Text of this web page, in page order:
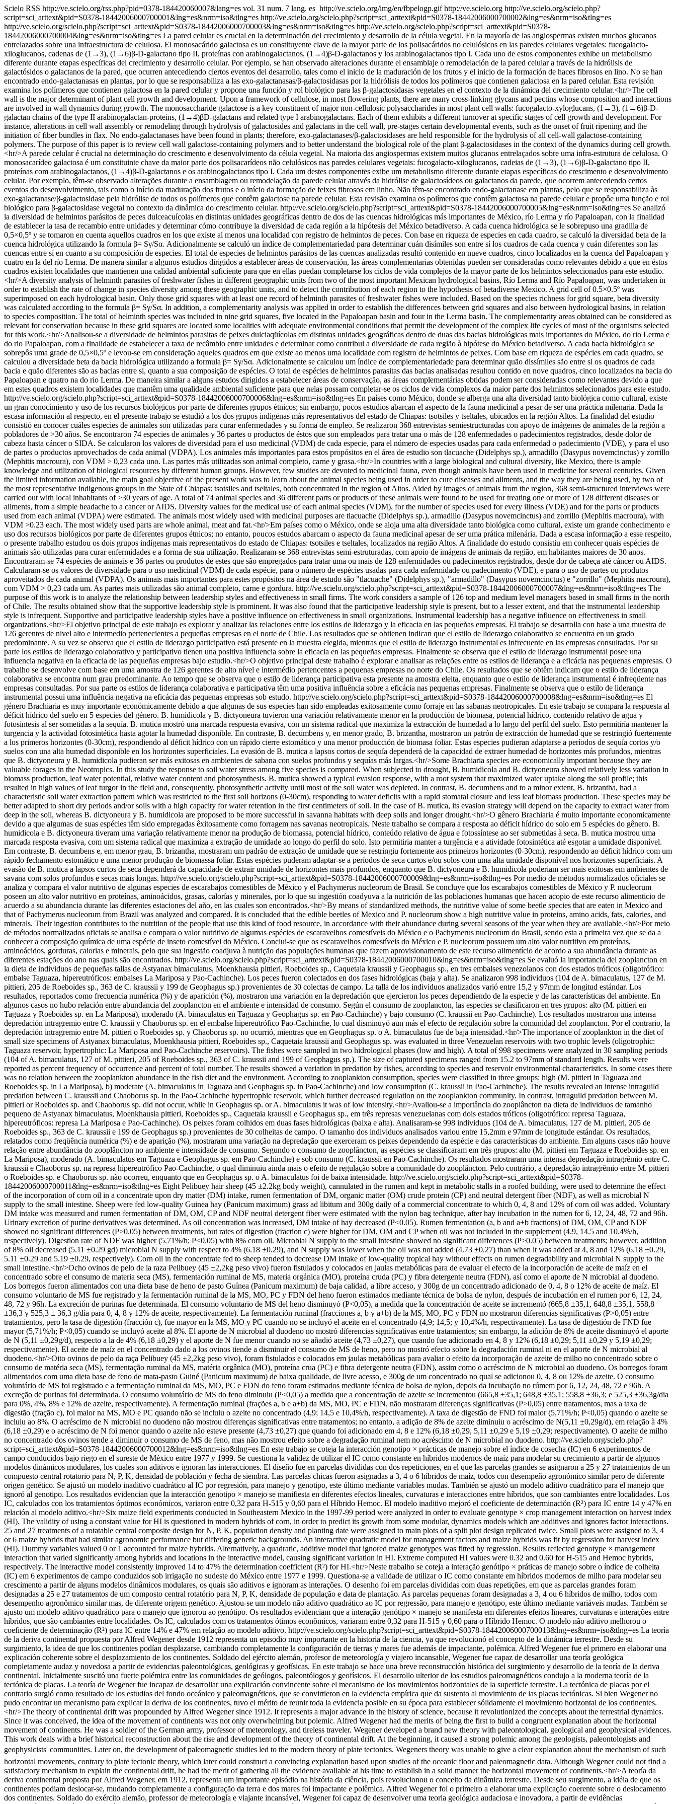
Scielo RSS http://ve.scielo.org/rss.php?pid=0378-184420060007&lang=es vol. 31 num. 7 lang. es http://ve.scielo.org/img/en/fbpelogp.gif http://ve.scielo.org http://ve.scielo.org/scielo.php?
script=sci_arttext&pid=S0378-18442006000700001&lng=es&nrm=iso&tlng=es http://ve.scielo.org/scielo.php?script=sci_arttext&pid=S0378-18442006000700002&lng=es&nrm=iso&tlng=es
http://ve.scielo.org/scielo.php?script=sci_arttext&pid=S0378-18442006000700003&lng=es&nrm=iso&tlng=es http://ve.scielo.org/scielo.php?script=sci_arttext&pid=S0378-
18442006000700004&lng=es&nrm=iso&tlng=es La pared celular es crucial en la determinación del crecimiento y desarrollo de la célula vegetal. En la mayoría de las angiospermas existen muchos glucanos
entrelazados sobre una infraestructura de celulosa. El monosacárido galactosa es un constituyente clave de la mayor parte de los polisacáridos no celulósicos en las paredes celulares vegetales: fucogalacto-
xiloglucanos, cadenas de (1→3), (1→6)β-D-galactano tipo II, proteínas con arabinogalactanos, (1→4)β-D-galactanos y los arabinogalactanos tipo I. Cada uno de estos componentes exhibe un metabolismo
diferente durante etapas específicas del crecimiento y desarrollo celular. Por ejemplo, se han observado alteraciones durante el ensamblaje o remodelación de la pared celular a través de la hidrólisis de
galactósidos o galactanos de la pared, que ocurren antecediendo ciertos eventos del desarrollo, tales como el inicio de la maduración de los frutos y el inicio de la formación de haces fibrosos en lino. No se han
encontrado endo-galactanasas en plantas, por lo que se responsabiliza a las exo-galactanasas/β-galactosidasas por la hidrólisis de todos los polímeros que contienen galactosa en la pared celular. Esta revisión
examina los polímeros que contienen galactosa en la pared celular y propone una función y rol biológico para las β-galactosidasas vegetales en el contexto de la dinámica del crecimiento celular.<hr/>The cell
wall is the major determinant of plant cell growth and development. Upon a framework of cellulose, in most flowering plants, there are many cross-linking glycans and pectins whose composition and interactions
are involved in wall dynamics during growth. The monosaccharide galactose is a key constituent of major non-cellulosic polysaccharides in most plant cell walls: fucogalacto-xyloglucans, (1→3), (1→6)β-D-
galactan chains of the type II arabinogalactan-proteins, (1→4)βD-galactans and related type I arabinogalactans. Each of them exhibits a different turnover at specific stages of cell growth and development. For
instance, alterations in cell wall assembly or remodeling through hydrolysis of galactosides and galactans in the cell wall, pre-stages certain developmental events, such as the onset of fruit ripening and the
initiation of fiber bundles in flax. No endo-galactanases have been found in plants; therefore, exo-galactanases/β-galactosidases are held responsible for the hydrolysis of all cell-wall galactose-containing
polymers. The purpose of this paper is to review cell wall galactose-containing polymers and to better understand the biological role of the plant β-galactosidases in the context of the dynamics during cell growth.
<hr/>A parede celular é crucial na determinação do crescimento e desenvolvimento da célula vegetal. Na maioria das angiospermas existem muitos glucanos entrelaçados sobre uma infra-estrutura de celulosa. O
monosacarídeo galactosa é um constituinte chave da maior parte dos polisacarídeos não celulósicos nas paredes celulares vegetais: fucogalacto-xiloglucanos, cadeias de (1→3), (1→6)β-D-galactano tipo II,
proteínas com arabinogalactanos, (1→4)β-D-galactanos e os arabinogalactanos tipo I. Cada um destes componentes exibe um metabolismo diferente durante etapas específicas do crescimento e desenvolvimento
celular. Por exemplo, têm-se observado alterações durante a ensamblagem ou remodelação da parede celular através da hidrólise de galactosídeos ou galactanos da parede, que ocorrem antecedendo certos
eventos do desenvolvimento, tais como o início da maduração dos frutos e o início da formação de feixes fibrosos em linho. Não têm-se encontrado endo-galactanase em plantas, pelo que se responsabiliza às
exo-galactanase/β-galactosidase pela hidrólise de todos os polímeros que contêm galactose na parede celular. Esta revisão examina os polímeros que contêm galactosa na parede celular e propôe uma função e rol
biológico para β-galactosidase vegetal no contexto da dinâmica do crescimento celular. http://ve.scielo.org/scielo.php?script=sci_arttext&pid=S0378-18442006000700005&lng=es&nrm=iso&tlng=es Se analizó
la diversidad de helmintos parásitos de peces dulceacuícolas en distintas unidades geográficas dentro de dos de las cuencas hidrológicas más importantes de México, río Lerma y río Papaloapan, con la finalidad
de establecer la tasa de recambio entre unidades y determinar cómo contribuye la diversidad de cada región a la hipótesis del México betadiverso. A cada cuenca hidrológica se le sobrepuso una gradilla de
0,5×0,5º y se tomaron en cuenta aquellos cuadros en los que existe al menos una localidad con registro de helmintos de peces. Con base en riqueza de especies en cada cuadro, se calculó la diversidad beta de la
cuenca hidrológica utilizando la formula β= Sγ/Sα. Adicionalmente se calculó un índice de complementariedad para determinar cuán disímiles son entre sí los cuadros de cada cuenca y cuán diferentes son las
cuencas entre sí en cuanto a su composición de especies. El total de especies de helmintos parásitos de las cuencas analizadas resultó contenido en nueve cuadros, cinco localizados en la cuenca del Papaloapan y
cuatro en la del río Lerma. De manera similar a algunos estudios dirigidos a establecer áreas de conservación, las áreas complementarias obtenidas pueden ser consideradas como relevantes debido a que en éstos
cuadros existen localidades que mantienen una calidad ambiental suficiente para que en ellas puedan completarse los ciclos de vida complejos de la mayor parte de los helmintos seleccionados para este estudio.
<hr/>A diversity analysis of helminth parasites of freshwater fishes in different geographic units from two of the most important Mexican hydrological basins, Río Lerma and Río Papaloapan, was undertaken in
order to establish the rate of change in species diversity among these geographic units, and to detect the contribution of each region to the hypothesis of betadiverse Mexico. A grid cell of 0.5×0.5º was
superimposed on each hydrological basin. Only those grid squares with at least one record of helminth parasites of freshwater fishes were included. Based on the species richness for grid square, beta diversity
was calculated according to the formula β= Sγ/Sα. In addition, a complementarity analysis was applied in order to establish the differences between grid squares and also between hydrological basins, in relation
to species composition. The total of helminth species was included in nine grid squares, five located in the Papaloapan basin and four in the Lerma basin. The complementarity areas obtained can be considered as
relevant for conservation because in these grid squares are located some localities with adequate environmental conditions that permit the development of the complex life cycles of most of the organisms selected
for this work.<hr/>Analisou-se a diversidade de helmintos parasitas de peixes dulciaqüícolas em distintas unidades geográficas dentro de duas das bacias hidrológicas mais importantes do México, do rio Lerma e
do rio Papaloapan, com a finalidade de estabelecer a taxa de recâmbio entre unidades e determinar como contribui a diversidade de cada região à hipótese do México betadiverso. A cada bacia hidrológica se
sobrepôs uma grade de 0,5×0,5º e levou-se em consideração aqueles quadros em que existe ao menos uma localidade com registro de helmintos de peixes. Com base em riqueza de espécies em cada quadro, se
calculou a diversidade beta da bacia hidrológica utilizando a formula β= Sγ/Sα. Adicionalmente se calculou um índice de complementariedade para determinar quão dissímiles são entre si os quadros de cada
bacia e quão diferentes são as bacias entre si, quanto a sua composição de espécies. O total de espécies de helmintos parasitas das bacias analisadas resultou contido en nove quadros, cinco localizados na bacia do
Papaloapan e quatro na do rio Lerma. De maneira similar a alguns estudos dirigidos a estabelecer áreas de conservação, as áreas complementárias obtidas podem ser consideradas como relevantes devido a que
em estes quadros existem localidades que mantêm uma qualidade ambiental suficiente para que nelas possam completar-se os ciclos de vida complexos da maior parte dos helmintos selecionados para este estudo.
http://ve.scielo.org/scielo.php?script=sci_arttext&pid=S0378-18442006000700006&lng=es&nrm=iso&tlng=es En países como México, donde se alberga una alta diversidad tanto biológica como cultural, existe
un gran conocimiento y uso de los recursos biológicos por parte de diferentes grupos étnicos; sin embargo, pocos estudios abarcan el aspecto de la fauna medicinal a pesar de ser una práctica milenaria. Dada la
escasa información al respecto, en el presente trabajo se estudió a los dos grupos indígenas más representativos del estado de Chiapas: tsotsiles y tseltales, ubicados en la región Altos. La finalidad del estudio
consistió en conocer cuáles especies de animales son utilizadas para curar enfermedades y su forma de empleo. Se realizaron 368 entrevistas semiestructuradas con apoyo de imágenes de animales de la región a
pobladores de >30 años. Se encontraron 74 especies de animales y 36 partes o productos de éstos que son empleados para tratar una o más de 128 enfermedades o padecimientos registrados, desde dolor de
cabeza hasta cáncer o SIDA. Se calcularon los valores de diversidad para el uso medicinal (VDM) de cada especie, para el número de especies usadas para cada enfermedad o padecimiento (VDE), y para el uso
de partes o productos aprovechados de cada animal (VDPA). Los animales más importantes para estos propósitos en el área de estudio son tlacuache (Didelphys sp.), armadillo (Dasypus novemcinctus) y zorrillo
(Mephitis macroura), con VDM > 0,23 cada uno. Las partes más utilizadas son animal completo, carne y grasa.<hr/>In countries with a large biological and cultural diversity, like Mexico, there is ample
knowledge and utilization of biological resources by different human groups. However, few studies are devoted to medicinal fauna, even though animals have been used in medicine for several centuries. Given
the limited information available, the main goal objective of the present work was to learn about the animal species being used in order to cure diseases and ailments, and the way they are being used, by two of
the most representative indigenous groups in the State of Chiapas: tsotsiles and tseltales, both concentrated in the region of Altos. Aided by images of animals from the region, 368 semi-structured interviews were
carried out with local inhabitants of >30 years of age. A total of 74 animal species and 36 different parts or products of these animals were found to be used for treating one or more of 128 different diseases or
ailments, from a simple headache to a cancer or AIDS. Diversity values for the medical use of each animal species (VDM), for the number of species used for every illness (VDE) and for the parts or products
used from each animal (VDPA) were estimated. The animals most widely used with medicinal purposes are tlacuache (Didelphys sp.), armadillo (Dasypus novemcinctus) and zorrillo (Mephitis macroura), with
VDM >0.23 each. The most widely used parts are whole animal, meat and fat.<hr/>Em países como o México, onde se aloja uma alta diversidade tanto biológica como cultural, existe um grande conhecimento e
uso dos recursos biológicos por parte de diferentes grupos étnicos; no entanto, poucos estudos abarcam o aspecto da fauna medicinal apesar de ser uma prática milenária. Dada a escasa informação a esse respeito,
o presente trabalho estudou os dois grupos indígenas mais representativos do estado de Chiapas: tsotsiles e tseltales, localizados na região Altos. A finalidade do estudo consistiu em conhecer quais espécies de
animais são utilizadas para curar enfermidades e a forma de sua utilização. Realizaram-se 368 entrevistas semi-estruturadas, com apoio de imágens de animais da região, em habitantes maiores de 30 anos.
Encontraram-se 74 espécies de animais e 36 partes ou produtos de estes que são empregados para tratar uma ou mais de 128 enfermidades ou padecimentos registrados, desde dor de cabeça até cáncer ou AIDS.
Calcularam-se os valores de diversidade para o uso medicinal (VDM) de cada espécie, para o número de espécies usadas para cada enfermidade ou padecimento (VDE), e para o uso de partes ou produtos
aproveitados de cada animal (VDPA). Os animais mais importantes para estes propósitos na área de estudo são "tlacuache" (Didelphys sp.), "armadillo" (Dasypus novemcinctus) e "zorrillo" (Mephitis macroura),
com VDM > 0,23 cada um. As partes mais utilizadas são animal completo, carne e gordura. http://ve.scielo.org/scielo.php?script=sci_arttext&pid=S0378-18442006000700007&lng=es&nrm=iso&tlng=es The
purpose of this work is to analyze the relationship between leadership styles and effectiveness in small firms. The work considers a sample of 126 top and medium level managers based in small firms in the north
of Chile. The results obtained show that the supportive leadership style is prominent. It was also found that the participative leadership style is present, but to a lesser extent, and that the instrumental leadership
style is infrequent. Supportive and participative leadership styles have a positive influence on effectiveness in small organizations. Instrumental leadership has a negative influence on effectiveness in small
organizations.<hr/>El objetivo principal de este trabajo es explorar y analizar las relaciones entre los estilos de liderazgo y la eficacia en las pequeñas empresas. El trabajo se desarrolla con base a una muestra de
126 gerentes de nivel alto e intermedio pertenecientes a pequeñas empresas en el norte de Chile. Los resultados que se obtienen indican que el estilo de liderazgo colaborativo se encuentra en un grado
predominante. A su vez se observa que el estilo de liderazgo participativo está presente en la muestra elegida, mientras que el estilo de liderazgo instrumental es infrecuente en las empresas consultadas. Por su
parte los estilos de liderazgo colaborativo y participativo tienen una positiva influencia sobre la eficacia en las pequeñas empresas. Finalmente se observa que el estilo de liderazgo instrumental posee una
influencia negativa en la eficacia de las pequeñas empresas bajo estudio.<hr/>O objetivo principal deste trabalho é explorar e analisar as relações entre os estilos de liderança e a eficácia nas pequenas empresas. O
trabalho se desenvolve com base em uma amostra de 126 gerentes de alto nível e intermédio pertencentes a pequenas empresas no norte do Chile. Os resultados que se obtêm indicam que o estilo de liderança
colaborativa se encontra num grau predominante. Ao tempo que se observa que o estilo de liderança participativa esta presente na amostra eleita, enquanto que o estilo de liderança instrumental é infreqüente nas
empresas consultadas. Por sua parte os estilos de liderança colaborativa e participativa têm uma positiva influência sobre a eficácia nas pequenas empresas. Finalmente se observa que o estilo de liderança
instrumental possui uma influência negativa na eficácia das pequenas empresas sob estudo. http://ve.scielo.org/scielo.php?script=sci_arttext&pid=S0378-18442006000700008&lng=es&nrm=iso&tlng=es El
género Brachiaria es muy importante económicamente debido a que algunas de sus especies han sido empleadas exitosamente como forraje en las sabanas neotropicales. En este trabajo se compara la respuesta al
déficit hídrico del suelo en 5 especies del género. B. humidicola y B. dictyoneura tuvieron una variación relativamente menor en la producción de biomasa, potencial hídrico, contenido relativo de agua y
fotosíntesis al ser sometidas a la sequía. B. mutica mostró una marcada respuesta evasiva, con un sistema radical que maximiza la extracción de humedad a lo largo del perfil del suelo. Esto permitiría mantener la
turgencia y la actividad fotosintética hasta agotar la humedad disponible. En contraste, B. decumbens y, en menor grado, B. brizantha, mostraron un patrón de extracción de humedad que se restringió fuertemente
a los primeros horizontes (0-30cm), respondiendo al déficit hídrico con un rápido cierre estomático y una menor producción de biomasa foliar. Estas especies pudieran adaptarse a períodos de sequía cortos y/o
suelos con una alta humedad disponible en los horizontes superficiales. La evasión de B. mutica a lapsos cortos de sequía dependerá de la capacidad de extraer humedad de horizontes más profundos, mientras
que B. dictyoneura y B. humidicola pudieran ser más exitosas en ambientes de sabana con suelos profundos y sequías más largas.<hr/>Some Brachiaria species are economically important because they are
valuable forages in the Neotropics. In this study the response to soil water stress among five species is compared. When subjected to drought, B. humidicola and B. dictyoneura showed relatively less variation in
biomass production, leaf water potential, relative water content and photosynthesis. B. mutica showed a typical evasion response, with a root system that maximized water uptake along the soil profile; this
resulted in high values of leaf turgor in the field and, consequently, photosynthetic activity until most of the soil water was depleted. In contrast, B. decumbens and to a minor extent, B. brizantha, had a
characteristic soil water extraction pattern which was restricted to the first soil horizons (0-30cm), responding to water deficits with a rapid stomatal closure and less leaf biomass production. These species may be
better adapted to short dry periods and/or soils with a high capacity for water retention in the first centimeters of soil. In the case of B. mutica, its evasion strategy will depend on the capacity to extract water from
deep in the soil, whereas B. dictyoneura y B. humidicola are proposed to be more successful in savanna habitats with deep soils and longer drought.<hr/>O gênero Brachiaria é muito importante economicamente
devido a que algumas de suas espécies têm sido empregadas êxitosamente como forragem nas savanas neotropicais. Neste trabalho se compara a resposta ao déficit hídrico do solo em 5 espécies do gênero. B.
humidicola e B. dictyoneura tiveram uma variação relativamente menor na produção de biomassa, potencial hídrico, conteúdo relativo de água e fotossíntese ao ser submetidas à seca. B. mutica mostrou uma
marcada resposta evasiva, com um sistema radical que maximiza a extração de umidade ao longo do perfil do solo. Isto permitiria manter a turgência e a atividade fotosintética até esgotar a umidade disponível.
Em contraste, B. decumbens e, em menor grau, B. brizantha, mostraram um padrão de extração de umidade que se restringiu fortemente aos primeiros horizontes (0-30cm), respondendo ao déficit hídrico com um
rápido fechamento estomático e uma menor produção de biomassa foliar. Estas espécies puderam adaptar-se a períodos de seca curtos e/ou solos com uma alta umidade disponível nos horizontes superficiais. A
evasão de B. mutica a lapsos curtos de seca dependerá da capacidade de extrair umidade de horizontes mais profundos, enquanto que B. dictyoneura e B. humidicola poderiam ser mais exitosas em ambientes de
savana com solos profundos e secas mais longas. http://ve.scielo.org/scielo.php?script=sci_arttext&pid=S0378-18442006000700009&lng=es&nrm=iso&tlng=es Por medio de métodos normalizados oficiales se
analiza y compara el valor nutritivo de algunas especies de escarabajos comestibles de México y el Pachymerus nucleorum de Brasil. Se concluye que los escarabajos comestibles de México y P. nucleorum
poseen un alto valor nutritivo en proteínas, aminoácidos, grasas, calorías y minerales, por lo que su ingestión coadyuva a la nutrición de las poblaciones humanas que hacen acopio de este recurso alimenticio de
acuerdo a su abundancia durante las diferentes estaciones del año, en las cuales son encontrados.<hr/>By means of standardized methods, the nutritive value of some beetle species that are eaten in Mexico and
that of Pachymerus nucleorum from Brazil was analyzed and compared. It is concluded that the edible beetles of Mexico and P. nucleorum show a high nutritive value in proteins, amino acids, fats, calories, and
minerals. Their ingestion contributes to the nutrition of the people that use this kind of food resource, in accordance with their abundance during several seasons of the year when they are available.<hr/>Por meio
de métodos normalizados oficiais se analisa e compara o valor nutritivo de algumas espécies de escaravelhos comestíveis do México e o Pachymerus nucleorum do Brasil, sendo esta a primeira vez que se da a
conhecer a composição química de uma espécie de inseto comestível do México. Conclui-se que os escaravelhos comestíveis do México e P. nucleorum possuem um alto valor nutritivo em proteínas,
aminoácidos, gorduras, calorias e minerais, pelo que sua ingestão coadjuva à nutrição das populações humanas que fazem aprovisionamento de este recurso alimentício de acordo a sua abundância durante as
diferentes estações do ano nas quais são encontrados. http://ve.scielo.org/scielo.php?script=sci_arttext&pid=S0378-18442006000700010&lng=es&nrm=iso&tlng=es Se evaluó la importancia del zooplancton en
la dieta de individuos de pequeñas tallas de Astyanax bimaculatus, Moenkhausia pittieri, Roeboides sp., Caquetaia kraussii y Geophagus sp., en tres embalses venezolanos con dos estados tróficos (oligotrófico:
embalse Taguaza, hipereutróficos: embalses La Mariposa y Pao-Cachinche). Los peces fueron colectados en dos fases hidrológicas (baja y alta). Se analizaron 998 individuos (104 de A. bimaculatus, 127 de M.
pittieri, 205 de Roeboides sp., 363 de C. kraussii y 199 de Geophagus sp.) provenientes de 30 colectas de campo. La talla de los individuos analizados varió entre 15,2 y 97mm de longitud estándar. Los
resultados, reportados como frecuencia numérica (%) y de aparición (%), mostraron una variación en la depredación que ejercieron los peces dependiendo de la especie y de las características del ambiente. En
algunos casos no hubo relación entre abundancia del zooplancton en el ambiente e intensidad de consumo. Según el consumo de zooplancton, las especies se clasificaron en tres grupos: alto (M. pittieri en
Taguaza y Roeboides sp. en La Mariposa), moderado (A. bimaculatus en Taguaza y Geophagus sp. en Pao-Cachinche) y bajo consumo (C. kraussii en Pao-Cachinche). Los resultados mostraron una intensa
depredación intragremio entre C. kraussii y Chaoborus sp. en el embalse hipereutrófico Pao-Cachinche, lo cual disminuyó aun más el efecto de regulación sobre la comunidad del zooplancton. Por el contrario, la
depredación intragremio entre M. pittieri o Roeboides sp. y Chaoborus sp. no ocurrió, mientras que en Geophagus sp. o A. bimaculatus fue de baja intensidad.<hr/>The importance of zooplankton in the diet of
small size specimens of Astyanax bimaculatus, Moenkhausia pittieri, Roeboides sp., Caquetaia kraussii and Geophagus sp. was evaluated in three Venezuelan reservoirs with two trophic levels (oligotrophic:
Taguaza reservoir, hypertrophic: La Mariposa and Pao-Cachinche reservoirs). The fishes were sampled in two hidrological phases (low and high). A total of 998 specimens were analyzed in 30 sampling periods
(104 of A. bimaculatus, 127 of M. pittieri, 205 of Roeboides sp., 363 of C. kraussii and 199 of Geophagus sp.). The size of captured specimens ranged from 15.2 to 97mm of standard length. Results were
reported as percent frequency of occurrence and percent of total number. The results showed a variation in predation by fishes, according to species and reservoir environmental characteristics. In some cases there
was no relation between the zooplankton abundance in the fish diet and the environment. According to zooplankton consumption, species were classified in three groups: high (M. pittieri in Taguaza and
Roeboides sp. in La Mariposa), b) moderate (A. bimaculatus in Taguaza and Geophagus sp. in Pao-Cachinche) and low consumption (C. kraussii in Pao-Cachinche). The results revealed an intense intraguild
predation between C. kraussii and Chaoborus sp. in the Pao-Cachinche hypertrophic reservoir, which further decreased regulation on the zooplankton community. In contrast, intraguild predation between M.
pittieri or Roeboides sp. and Chaoborus sp. did not occur, while in Geophagus sp. or A. bimaculatus it was of low intensity.<hr/>Avaliou-se a importância do zooplâncton na dieta de individuos de tamanho
pequeno de Astyanax bimaculatus, Moenkhausia pittieri, Roeboides sp., Caquetaia kraussii e Geophagus sp., em três represas venezuelanas com dois estados tróficos (oligotrófico: represa Taguaza,
hipereutróficos: represa La Mariposa e Pao-Cachinche). Os peixes foram colhidos em duas fases hidrológicas (baixa e alta). Analisaram-se 998 individuos (104 de A. bimaculatus, 127 de M. pittieri, 205 de
Roeboides sp., 363 de C. kraussii e 199 de Geophagus sp.) provenientes de 30 colheitas de campo. O tamanho dos individuos analisados variou entre 15,2mm e 97mm de longitude estándar. Os resultados,
relatados como freqüência numérica (%) e de aparição (%), mostraram uma variação na depredação que exerceram os peixes dependendo da espécie e das características do ambiente. Em alguns casos não houve
relação entre abundância do zooplâncton no ambiente e intensidade de consumo. Segundo o consumo de zooplâncton, as espécies se classificaram em três grupos: alto (M. pittieri em Taguaza e Roeboides sp. en
La Mariposa), moderado (A. bimaculatus em Taguaza e Geophagus sp. em Pao-Cachinche) e sob consumo (C. kraussii en Pao-Cachinche). Os resultados mostraram uma intensa depredação intragrêmio entre C.
kraussii e Chaoborus sp. na represa hipereutrófico Pao-Cachinche, o qual diminuiu ainda mais o efeito de regulação sobre a comunidade do zooplâncton. Pelo contrário, a depredação intragrêmio entre M. pittieri
o Roeboides sp. e Chaoborus sp. não ocorreu, enquanto que en Geophagus sp. o A. bimaculatus foi de baixa intensidade. http://ve.scielo.org/scielo.php?script=sci_arttext&pid=S0378-
18442006000700011&lng=es&nrm=iso&tlng=es Eight Pelibuey hair sheep (45 ±2.2kg body weight), cannulated in the rumen and kept in metabolic stalls in a roofed building, were used to determine the effect
of the incorporation of corn oil in a concentrate upon dry matter (DM) intake, rumen fermentation of DM, organic matter (OM) crude protein (CP) and neutral detergent fiber (NDF), as well as microbial N
supply to the small intestine. Sheep were fed low-quality Guinea hay (Panicum maximum) grass ad libitum and 300g daily of a commercial concentrate to which 0, 4, 8 and 12% of corn oil was added. Voluntary
DM intake was measured and rumen fermentation of DM, OM, CP and NDF neutral detergent fiber were estimated with the nylon bag technique, after hay incubation in the rumen for 6, 12, 24, 48, 72 and 96h.
Urinary excretion of purine derivatives was determined. As oil concentration was increased, DM intake of hay decreased (P<0.05). Rumen fermentation (a, b and a+b fractions) of DM, OM, CP and NDF
showed no significant differences (P>0.05) between treatments, but rates of digestion (fraction c) were higher for DM, OM and CP when oil was not included in the supplement (4.9, 14.5 and 10.4%/h,
respectively). Digestion rate of NDF was higher (5.71%/h; P<0.05) with 8% corn oil. Microbial N supply to the small intestine showed no significant differences (P>0.05) between treatments; however, addition
of 8% oil decreased (5.11 ±0.29 gd) microbial N supply with respect to 4% (6.18 ±0.29), and N supply was lower when the oil was not added (4.73 ±0.27) than when it was added at 4, 8 and 12% (6.18 ±0.29,
5.11 ±0.29 and 5.19 ±0.29, respectively). Corn oil in the concentrate fed to sheep tended to decrease DM intake of low-quality tropical hay without effects on rumen degradability and microbial N supply to the
small intestine.<hr/>Ocho ovinos de pelo de la raza Pelibuey (45 ±2,2kg peso vivo) fueron fistulados y colocados en jaulas metabólicas para de evaluar el efecto de la incorporación de aceite de maíz en el
concentrado sobre el consumo de materia seca (MS), fermentación ruminal de MS, materia orgánica (MO), proteína cruda (PC) y fibra detergente neutra (FDN), así como el aporte de N microbial al duodeno.
Los borregos fueron alimentados con una dieta base de heno de pasto Guínea (Panicum maximum) de baja calidad, a libre acceso, y 300g de un concentrado adicionado de 0, 4, 8 o 12% de aceite de maíz. El
consumo voluntario de MS fue registrado y la fermentación ruminal de la MS, MO, PC y FDN del heno fueron estimados mediante técnica de bolsa de nylon, después de incubación en el rumen por 6, 12, 24,
48, 72 y 96h. La excreción de purinas fue determinada. El consumo voluntario de MS del heno disminuyó (P<0,05), a medida que la concentración de aceite se incrementó (665,8 ±35,1, 648,8 ±35,1, 558,8
±36,3 y 525,3 ± 36,3 g/día para 0, 4, 8 y 12% de aceite, respectivamente). La fermentación ruminal (fracciones a, b y a+b) de la MS, MO, PC y FDN no mostraron diferencias significativas (P>0,05) entre
tratamientos, pero la tasa de digestión (fracción c), fue mayor en la MS, MO y PC cuando no se incluyó el aceite en el concentrado (4,9; 14,5; y 10,4%/h, respectivamente). La tasa de digestión de FND fue
mayor (5,71%/h; P<0,05) cuando se incluyó aceite al 8%. El aporte de N microbial al duodeno no mostró diferencias significativas entre tratamientos; sin embargo, la adición de 8% de aceite disminuyó el aporte
de N (5,11 ±0,29g/d), respecto a la de 4% (6,18 ±0,29) y el aporte de N fue menor cuando no se añadió aceite (4,73 ±0,27), que cuando fue adicionado en 4, 8 y 12% (6,18 ±0,29; 5,11 ±0,29 y 5,19 ±0,29;
respectivamente). El aceite de maíz en el concentrado dado a los ovinos tiende a disminuir el consumo de MS de heno, pero no mostró efecto sobre la degradación ruminal ni en el aporte de N microbial al
duodeno.<hr/>Oito ovinos de pelo da raça Pelibuey (45 ±2,2kg peso vivo), foram fistulados e colocados em jaulas metabólicas para avaliar o efeito da incorporação de azeite de milho no concentrado sobre o
consumo de matéria seca (MS), fermentação ruminal da MS, matéria orgânica (MO), proteína crua (PC) e fibra detergente neutra (FDN), assim como o acréscimo de N microbial ao duodeno. Os borregos foram
alimentados com uma dieta base de feno de mata-pasto Guiné (Panicum maximum) de baixa qualidade, de livre acesso, e 300g de um concentrado no qual se adicionou 0, 4, 8 ou 12% de azeite. O consumo
voluntário de MS foi registrado e a fermentação ruminal da MS, MO, PC e FDN do feno foram estimados mediante técnica de bolsa de nylon, depois da incubação no rúmem por 6, 12, 24, 48, 72 e 96h. A
excreção de purinas foi determinada. O consumo voluntário de MS do feno diminuiu (P<0,05) a medida que a concentração de azeite se incrementou (665,8 ±35,1; 648,8 ±35,1; 558,8 ±36,3; e 525,3 ±36,3g/dia
para 0%, 4%, 8% e 12% de azeite, respectivamente). A fermentação ruminal (frações a, b e a+b) da MS, MO, PC e FDN, não mostraram diferenças significativas (P>0,05) entre tratamentos, mas a taxa de
digestão (fração c), foi maior na MS, MO e PC quando não se incluiu o azeite no concentrado (4,9; 14,5 e 10,4%/h, respectivamente). A taxa de digestão de FND foi maior (5,71%/h; P<0,05) quando o azeite se
incluiu ao 8%. O acréscimo de N microbial no duodeno não mostrou diferenças significativas entre tratamentos; no entanto, a adição de 8% de azeite diminuiu o acréscimo de N(5,11 ±0,29g/d), em relação à 4%
(6,18 ±0,29) e o acréscimo de N foi menor quando o azeite não esteve presente (4,73 ±0,27) que quando foi adicionado em 4, 8 e 12% (6,18 ±0,29, 5,11 ±0,29 e 5,19 ±0,29; respectivamente). O azeite de milho
no concentrado dos ovinos tende a diminuir o consumo de MS de feno, mas não mostrou efeito sobre a degradação ruminal nem no acréscimo de N microbial no duodeno. http://ve.scielo.org/scielo.php?
script=sci_arttext&pid=S0378-18442006000700012&lng=es&nrm=iso&tlng=es En este trabajo se coteja la interacción genotipo × prácticas de manejo sobre el índice de cosecha (IC) en 6 experimentos de
campo conducidos bajo riego en el sureste de México entre 1977 y 1999. Se cuestiona la validez de utilizar el IC como constante en híbridos modernos de maíz para modelar su crecimiento a partir de algunos
modelos dinámicos modulares, los cuales son aditivos e ignoran las interacciones. El diseño fue en parcelas divididas con dos repeticiones, en el que las parcelas grandes se asignaron a 25 y 27 tratamientos de un
compuesto central rotatorio para N, P, K, densidad de población y fecha de siembra. Las parcelas chicas fueron asignadas a 3, 4 o 6 híbridos de maíz, todos con desempeño agronómico similar pero de diferente
origen genético. Se ajustó un modelo inaditivo cuadrático al IC por regresión, para manejo y genotipo, este último mediante variables mudas. También se ajustó un modelo aditivo cuadrático para el manejo que
ignoró al genotipo. Los resultados evidencian que la interacción genotipo × manejo se manifiesta en diferentes efectos lineales, curvaturas e interacciones entre híbridos, que son cambiantes entre localidades. Los
IC, calculados con los tratamientos óptimos económicos, variaron entre 0,32 para H-515 y 0,60 para el Híbrido Hemoc. El modelo inaditivo mejoró el coeficiente de determinación (R²) para IC entre 14 y 47% en
relación al modelo aditivo.<hr/>Six maize field experiments conducted in Southeastern Mexico in the 1997-99 period were analyzed in order to evaluate genotype × crop management interaction on harvest index
(HI). The validity of using a constant value for HI is questioned in modern hybrids of corn, in order to predict its growth from some modular, dynamics models which are additives and ignores factor interactions.
25 and 27 treatments of a rotatable central composite design for N, P, K, population density and planting date were assigned to main plots of a split plot design replicated twice. Small plots were assigned to 3, 4
or 6 maize hybrids that had similar agronomic performance but differing genetic backgrounds. An interactive quadratic model for management factors and maize hybrids was fit by regression for harvest index
(HI). Dummy variables valued 0 or 1 accounted for maize hybrids. Alternatively, a quadratic, additive model that ignored maize genotypes was fitted by regression. Results reflected genotype × management
interaction that varied significantly among hybrids and locations in the interactive model, causing significant variation in HI. Extreme computed HI values were 0.32 and 0.60 for H-515 and Hemoc hybrids,
respectively. The interactive model consistently improved 14 to 47% the determination coefficient (R²) for HI.<hr/>Neste trabalho se coteja a interação genótipo × práticas de manejo sobre o índice de colheita
(IC) em 6 experimentos de campo conduzidos sob irrigação no sudeste do México entre 1977 e 1999. Questiona-se a validade de utilizar o IC como constante em híbridos modernos de milho para modelar seu
crescimento a partir de alguns modelos dinâmicos modulares, os quais são aditivos e ignoram as interações. O desenho foi em parcelas divididas com duas repetições, em que as parcelas grandes foram
designadas a 25 e 27 tratamentos de um composto central rotatório para N, P, K, densidade de população e data de plantação. As parcelas pequenas foram designadas a 3, 4 ou 6 híbridos de milho, todos com
desempenho agronômico similar mas, de diferente origem genético. Ajustou-se um modelo não aditivo quadrático ao IC por regressão, para manejo e genótipo, este último mediante variáveis mudas. Também se
ajusto um modelo aditivo quadrático para o manejo que ignorou ao genótipo. Os resultados evidenciam que a interação genótipo × manejo se manifesta em diferentes efeitos lineares, curvaturas e interações entre
híbridos, que são cambiantes entre localidades. Os IC, calculados com os tratamentos ótimos econômicos, variaram entre 0,32 para H-515 y 0,60 para o Híbrido Hemoc. O modelo não aditivo melhorou o
coeficiente de determinação (R²) para IC entre 14% e 47% em relação ao modelo aditivo. http://ve.scielo.org/scielo.php?script=sci_arttext&pid=S0378-18442006000700013&lng=es&nrm=iso&tlng=es La teoría
de la deriva continental propuesta por Alfred Wegener desde 1912 representa un episodio muy importante en la historia de la ciencia, ya que revolucionó el concepto de la dinámica terrestre. Desde su
surgimiento, la idea de que los continentes podían desplazarse, cambiando completamente la configuración de tierras y mares fue además de impactante, polémica. Alfred Wegener fue el primero en elaborar una
explicación coherente sobre el desplazamiento de los continentes. Soldado del ejército alemán, profesor de meteorología y viajero incansable, Wegener fue capaz de desarrollar una teoría geológica
completamente audaz y novedosa a partir de evidencias paleontológicas, geológicas y geofísicas. En este trabajo se hace una breve reconstrucción histórica del surgimiento y desarrollo de la teoría de la deriva
continental. Inicialmente suscitó una fuerte polémica entre las comunidades de geólogos, paleontólogos y geofísicos. El desarrollo ulterior de los estudios paleomagnéticos condujo a la moderna teoría de la
tectónica de placas. La teoría de Wegener fue incapaz de desarrollar una explicación convincente sobre el mecanismo de los movimientos horizontales de la superficie terrestre. La tectónica de placas por el
contrario surgió como resultado de los estudios del fondo oceánico y paleomagnéticos, que se convirtieron en la evidencia empírica que da sustento al movimiento de las placas tectónicas. Si bien Wegener no
pudo encontrar un mecanismo para explicar la deriva de los continentes, tuvo el mérito de reunir toda la evidencia posible en su época para establecer sólidamente el movimiento horizontal de los continentes.
<hr/>The theory of continental drift was propounded by Alfred Wegener since 1912. It represents a major advance in the history of science, because it revolutionized the concepts about the terrestrial dynamics.
Since it was conceived, the idea of the movement of continents was not only overwhelming but polemic. Alfred Wegener had the merits of being the first to build a congruent explanation about the horizontal
movement of continents. He was a soldier of the German army, professor of meteorology, and tireless traveler. Wegener developed a brand new theory with paleontological, geological and geophysical evidences.
This work deals with a brief historical reconstruction about the rise and development of the theory of continental drift. At the beginning, it caused a strong polemic among the geologists, paleontologists and
geophysicists' communities. Later on, the development of paleomagnetic studies led to the modern theory of plate tectonics. Wegeners theory was unable to give a clear explanation about the mechanism of such
horizontal movements, contrary to plate tectonic theory, which later could construct a convincing explanation based upon studies of the oceanic floor and paleomagnetic data. Although Wegener could not find a
satisfactory mechanism to explain the continental drift, he had the merit of gathering all the evidence available at his time to establish in a solid manner the horizontal movement of continents.<hr/>A teoría da
deriva continental proposta por Alfred Wegener, em 1912, representa um importante episódio na história da ciência, pois revolucionou o conceito da dinâmica terrestre. Desde seu surgimento, a idéia de que os
continentes podiam deslocar-se, mudando completamente a configuração da terra e dos mares foi impactante e polêmica. Alfred Wegener foi o primeiro a elaborar uma explicação coerente sobre o deslocamento
dos continentes. Soldado do exército alemão, professor de meteorología e viajante incansável, Wegener foi capaz de desenvolver uma teoria geológica audaciosa e inovadora, a partir de evidências